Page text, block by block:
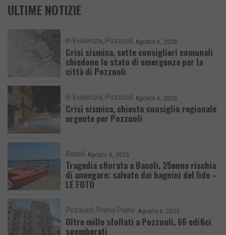
ULTIME NOTIZIE
In Evidenza Pozzuoli Agosto 6, 2026
Crisi sismica, sette consiglieri comunali
chiedono lo stato di emergenza per la
città di Pozzuoli
In Evidenza Pozzuoli Agosto 6, 2026
Crisi sismica, chiesto consiglio regionale
urgente per Pozzuoli
Bacoli Agosto 6, 2026
Tragedia sfiorata a Bacoli, 25enne rischia
di annegare: salvato dai bagnini del lido –
LE FOTO
Pozzuoli Primo Piano Agosto 6, 2026
Oltre mille sfollati a Pozzuoli, 66 edifici
sgomberati